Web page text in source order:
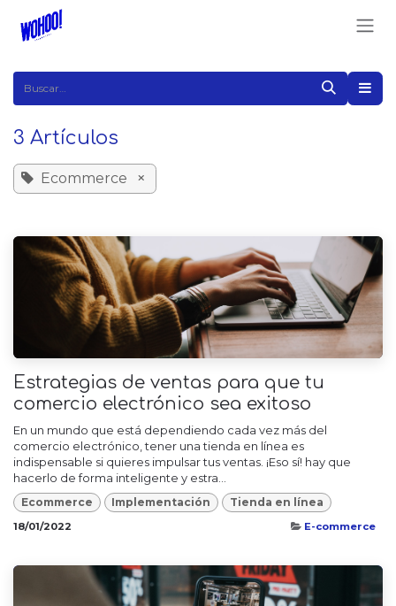
Ir al contenido
3 Artículos
Ecommerce ×
Estrategias de ventas para que tu
comercio electrónico sea exitoso
En un mundo que está dependiendo cada vez más del
comercio electrónico, tener una tienda en línea es
indispensable si quieres impulsar tus ventas. ¡Eso sí! hay que
hacerlo de forma inteligente y estra...
Ecommerce Implementación Tienda en línea
18/01/2022 E-commerce